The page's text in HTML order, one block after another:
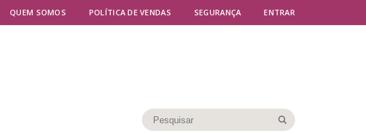
QUEM SOMOS POLÍTICA DE VENDAS SEGURANÇA ENTRAR